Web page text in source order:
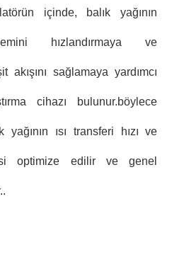
içinde, balık yağının
hızlandırmaya ve
akışını sağlamaya yardımcı
cihazı bulunur.böylece
yağının ısı transferi hızı ve
optimize edilir ve genel